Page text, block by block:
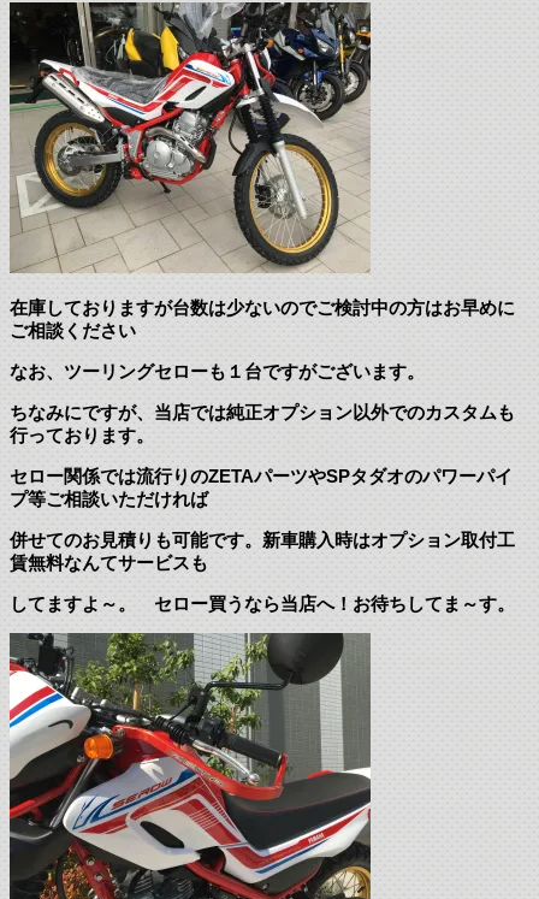
在庫しておりますが台数は少ないのでご検討中の方はお早めに
ご相談ください
なお、ツーリングセローも１台ですがございます。
ちなみにですが、当店では純正オプション以外でのカスタムも
行っております。
セロー関係では流行りのZETAパーツやSPタダオのパワーパイ
プ等ご相談いただければ
併せてのお見積りも可能です。新車購入時はオプション取付工
賃無料なんてサービスも
してますよ～。 セロー買うなら当店へ！お待ちしてま～す。